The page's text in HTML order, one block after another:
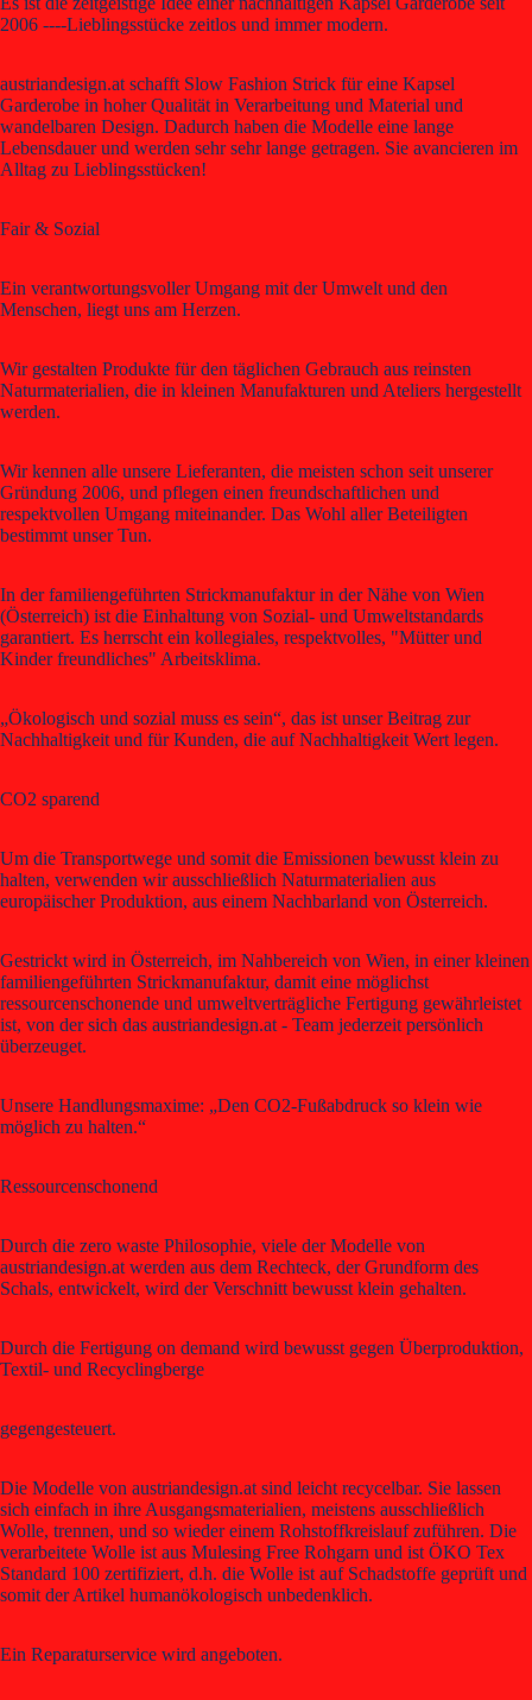
2006 ----Lieblingsstücke zeitlos und immer modern.
austriandesign.at schafft Slow Fashion Strick für eine Kapsel
Garderobe in hoher Qualität in Verarbeitung und Material und
wandelbaren Design. Dadurch haben die Modelle eine lange
Lebensdauer und werden sehr sehr lange getragen. Sie avancieren im
Alltag zu Lieblingsstücken!
Fair & Sozial
Ein verantwortungsvoller Umgang mit der Umwelt und den
Menschen, liegt uns am Herzen.
Wir gestalten Produkte für den täglichen Gebrauch aus reinsten
Naturmaterialien, die in kleinen Manufakturen und Ateliers hergestellt
werden.
Wir kennen alle unsere Lieferanten, die meisten schon seit unserer
Gründung 2006, und pflegen einen freundschaftlichen und
respektvollen Umgang miteinander. Das Wohl aller Beteiligten
bestimmt unser Tun.
In der familiengeführten Strickmanufaktur in der Nähe von Wien
(Österreich) ist die Einhaltung von Sozial- und Umweltstandards
garantiert. Es herrscht ein kollegiales, respektvolles, "Mütter und
Kinder freundliches" Arbeitsklima.
„Ökologisch und sozial muss es sein“, das ist unser Beitrag zur
Nachhaltigkeit und für Kunden, die auf Nachhaltigkeit Wert legen.
CO2 sparend
Um die Transportwege und somit die Emissionen bewusst klein zu
halten, verwenden wir ausschließlich Naturmaterialien aus
europäischer Produktion, aus einem Nachbarland von Österreich.
Gestrickt wird in Österreich, im Nahbereich von Wien, in einer kleinen
familiengeführten Strickmanufaktur, damit eine möglichst
ressourcenschonende und umweltverträgliche Fertigung gewährleistet
ist, von der sich das austriandesign.at - Team jederzeit persönlich
überzeuget.
Unsere Handlungsmaxime: „Den CO2-Fußabdruck so klein wie
möglich zu halten.“
Ressourcenschonend
Durch die zero waste Philosophie, viele der Modelle von
austriandesign.at werden aus dem Rechteck, der Grundform des
Schals, entwickelt, wird der Verschnitt bewusst klein gehalten.
Durch die Fertigung on demand wird bewusst gegen Überproduktion,
Textil- und Recyclingberge
gegengesteuert.
Die Modelle von austriandesign.at sind leicht recycelbar. Sie lassen
sich einfach in ihre Ausgangsmaterialien, meistens ausschließlich
Wolle, trennen, und so wieder einem Rohstoffkreislauf zuführen. Die
verarbeitete Wolle ist aus Mulesing Free Rohgarn und ist ÖKO Tex
Standard 100 zertifiziert, d.h. die Wolle ist auf Schadstoffe geprüft und
somit der Artikel humanökologisch unbedenklich.
Ein Reparaturservice wird angeboten.